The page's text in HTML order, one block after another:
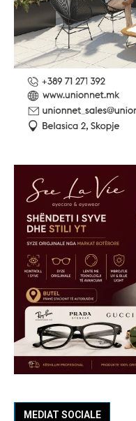
MEDIAT SOCIALE